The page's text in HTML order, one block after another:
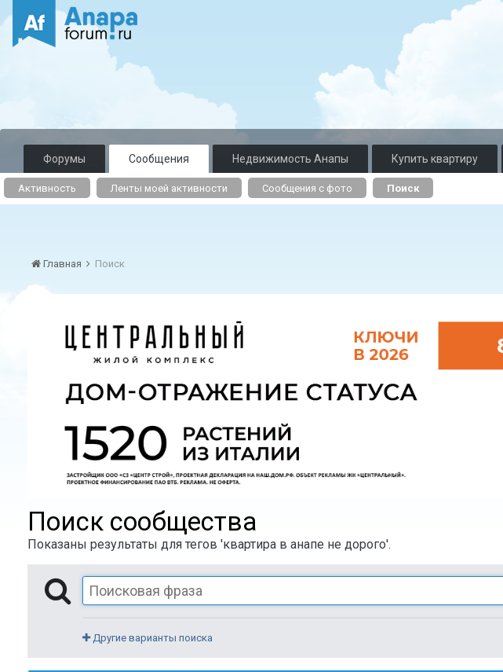
Форумы Сообщения
Активность Ленты моей активности Сообщения с фото Поиск
Недвижимость Анапы Купить квартиру
Главная Поиск
Поиск сообщества
Показаны результаты для тегов 'квартира в анапе не дорого'.
Другие варианты поиска